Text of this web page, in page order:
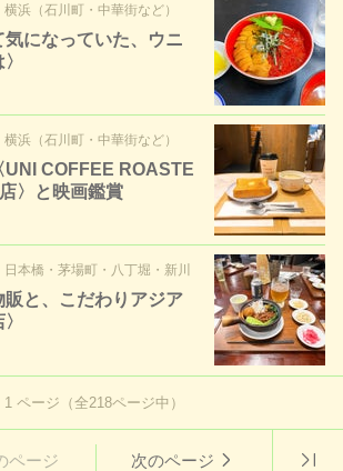
横浜（石川町・中華街など）
になっていた、ウニ
横浜（石川町・中華街など）
UNI COFFEE ROASTE
〉と映画鑑賞
日本橋・茅場町・八丁堀・新川
と、こだわりアジア
1 ページ（全218ページ中）
ページ 次のページ